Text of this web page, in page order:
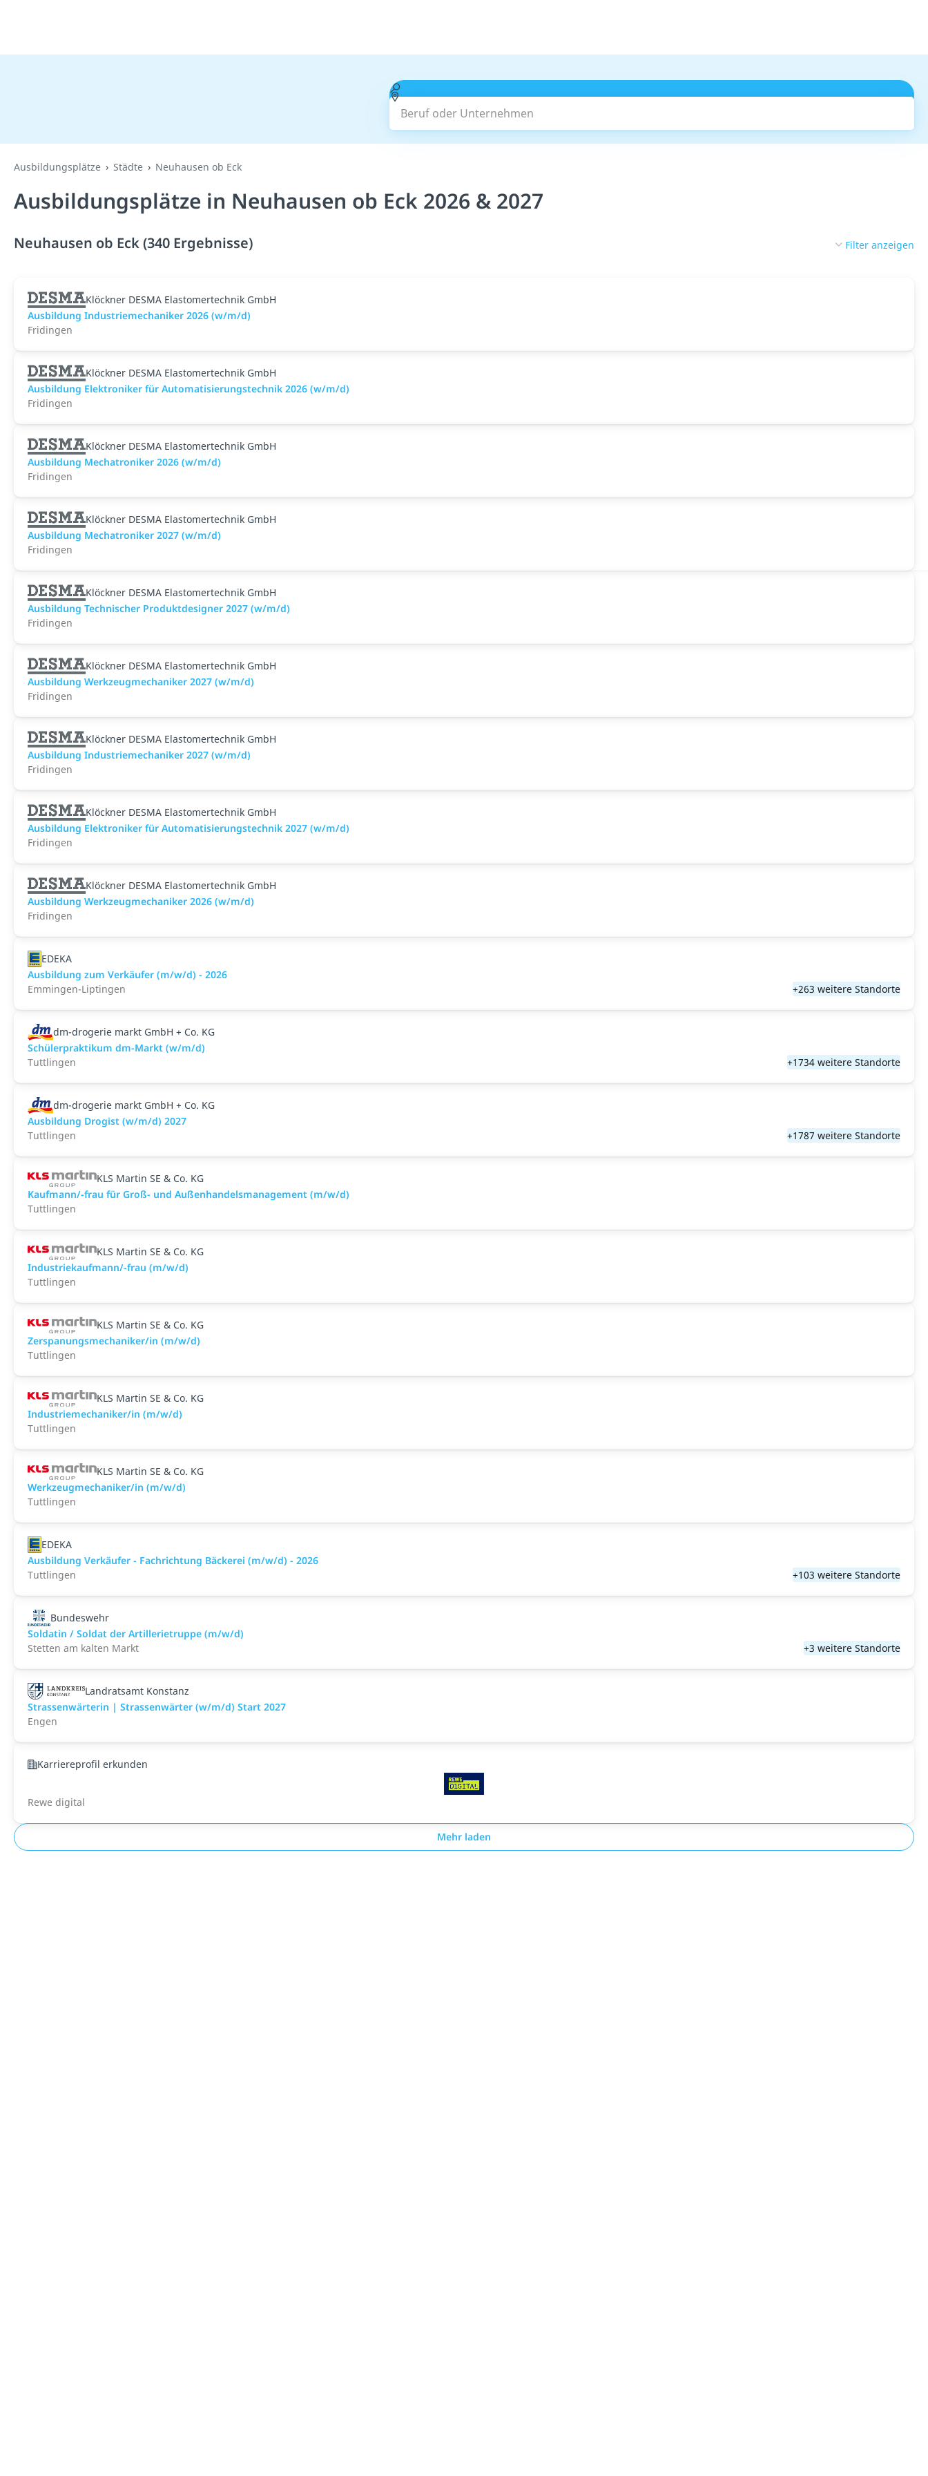
Beruf oder Unternehmen
Ausbildungsplätze Städte Neuhausen ob Eck
Ausbildungsplätze in Neuhausen ob Eck 2026 & 2027
Neuhausen ob Eck (340 Ergebnisse) Filter anzeigen
Klöckner DESMA Elastomertechnik GmbH
Ausbildung Industriemechaniker 2026 (w/m/d)
Fridingen
Klöckner DESMA Elastomertechnik GmbH
Ausbildung Elektroniker für Automatisierungstechnik 2026 (w/m/d)
Fridingen
Klöckner DESMA Elastomertechnik GmbH
Ausbildung Mechatroniker 2026 (w/m/d)
Fridingen
Klöckner DESMA Elastomertechnik GmbH
Ausbildung Mechatroniker 2027 (w/m/d)
Fridingen
Klöckner DESMA Elastomertechnik GmbH
Ausbildung Technischer Produktdesigner 2027 (w/m/d)
Fridingen
Klöckner DESMA Elastomertechnik GmbH
Ausbildung Werkzeugmechaniker 2027 (w/m/d)
Fridingen
Klöckner DESMA Elastomertechnik GmbH
Ausbildung Industriemechaniker 2027 (w/m/d)
Fridingen
Klöckner DESMA Elastomertechnik GmbH
Ausbildung Elektroniker für Automatisierungstechnik 2027 (w/m/d)
Fridingen
Klöckner DESMA Elastomertechnik GmbH
Ausbildung Werkzeugmechaniker 2026 (w/m/d)
Fridingen
EDEKA
Ausbildung zum Verkäufer (m/w/d) - 2026
Emmingen-Liptingen
+263 weitere Standorte
dm-drogerie markt GmbH + Co. KG
Schülerpraktikum dm-Markt (w/m/d)
Tuttlingen
+1734 weitere Standorte
dm-drogerie markt GmbH + Co. KG
Ausbildung Drogist (w/m/d) 2027
Tuttlingen
+1787 weitere Standorte
KLS Martin SE & Co. KG
Kaufmann/-frau für Groß- und Außenhandelsmanagement (m/w/d)
Tuttlingen
KLS Martin SE & Co. KG
Industriekaufmann/-frau (m/w/d)
Tuttlingen
KLS Martin SE & Co. KG
Zerspanungsmechaniker/in (m/w/d)
Tuttlingen
KLS Martin SE & Co. KG
Industriemechaniker/in (m/w/d)
Tuttlingen
KLS Martin SE & Co. KG
Werkzeugmechaniker/in (m/w/d)
Tuttlingen
EDEKA
Ausbildung Verkäufer - Fachrichtung Bäckerei (m/w/d) - 2026
Tuttlingen
+103 weitere Standorte
Bundeswehr
Soldatin / Soldat der Artillerietruppe (m/w/d)
Stetten am kalten Markt
+3 weitere Standorte
Landratsamt Konstanz
Strassenwärterin | Strassenwärter (w/m/d) Start 2027
Engen
Karriereprofil erkunden
Rewe digital
Mehr laden